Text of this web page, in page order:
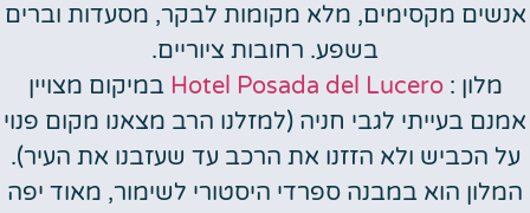
אנשים מקסימים, מלא מקומות לבקר, מסעדות וברים
בשפע. רחובות ציוריים.
מלון :
Hotel Posada del Lucero במיקום מצויין
אמנם בעייתי לגבי חניה (למזלנו הרב מצאנו מקום פנוי
על הכביש ולא הזזנו את הרכב עד שעזבנו את העיר).
המלון הוא במבנה ספרדי היסטורי לשימור, מאוד יפה